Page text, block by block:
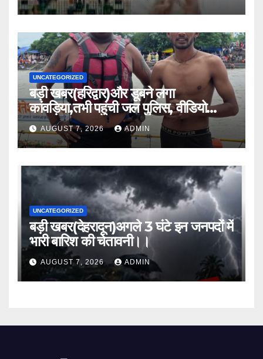
UNCATEGORIZED
बड़ी खबर(हरिद्वार)और डूबने लगा
कांवड़िया,तभी पहुंची जल पुलिस, वीडियो
वायरल।।
AUGUST 7, 2026 ADMIN
UNCATEGORIZED
बड़ी खबर(देहरादून)अगले 3 घंटे इन जनपदों में
भारी बारिश की चेतावनी।।
AUGUST 7, 2026 ADMIN